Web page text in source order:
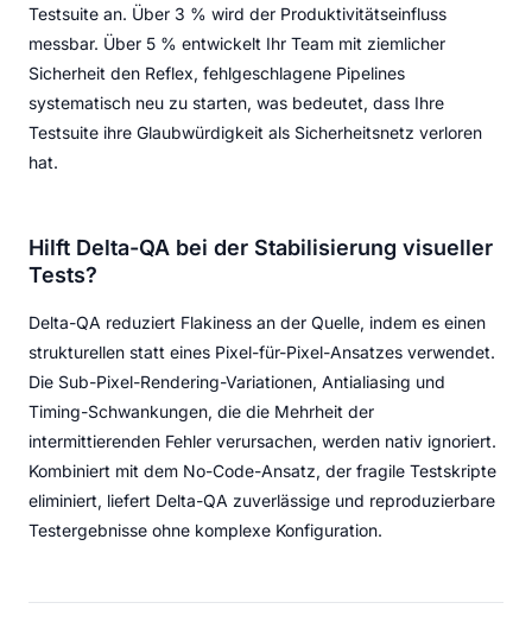
Testsuite an. Über 3 % wird der Produktivitätseinfluss
messbar. Über 5 % entwickelt Ihr Team mit ziemlicher
Sicherheit den Reflex, fehlgeschlagene Pipelines
systematisch neu zu starten, was bedeutet, dass Ihre
Testsuite ihre Glaubwürdigkeit als Sicherheitsnetz verloren
hat.
Hilft Delta-QA bei der Stabilisierung visueller
Tests?
Delta-QA reduziert Flakiness an der Quelle, indem es einen
strukturellen statt eines Pixel-für-Pixel-Ansatzes verwendet.
Die Sub-Pixel-Rendering-Variationen, Antialiasing und
Timing-Schwankungen, die die Mehrheit der
intermittierenden Fehler verursachen, werden nativ ignoriert.
Kombiniert mit dem No-Code-Ansatz, der fragile Testskripte
eliminiert, liefert Delta-QA zuverlässige und reproduzierbare
Testergebnisse ohne komplexe Konfiguration.